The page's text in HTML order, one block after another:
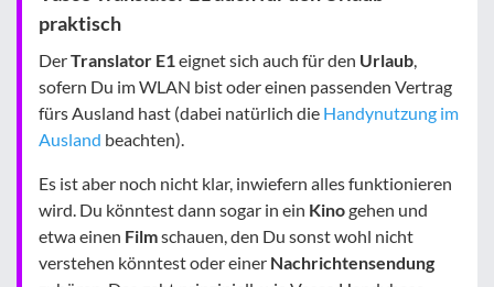
praktisch
DerTranslator E1 eignet sich auch für den Urlaub
sofern Du im WLAN bist oder einen passenden Vertrag
fürs Ausland hast (dabei natürlich die Handynutzung im
Ausland beachten).
Es ist aber noch nicht klar, inwiefern alles funktionieren
wird. Du könntest dann sogar in ein Kinogehen und
etwa einen Filmschauen, den Du sonst wohl nicht
verstehen könntest oder einer Nachrichtensendung